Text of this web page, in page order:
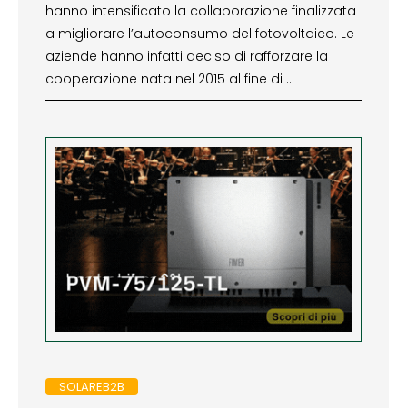
hanno intensificato la collaborazione finalizzata
a migliorare l’autoconsumo del fotovoltaico. Le
aziende hanno infatti deciso di rafforzare la
cooperazione nata nel 2015 al fine di …
SOLAREB2B